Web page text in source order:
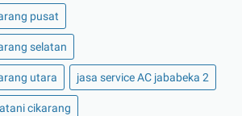
pusat
selatan
utara jasa service AC jababeka 2
cikarang